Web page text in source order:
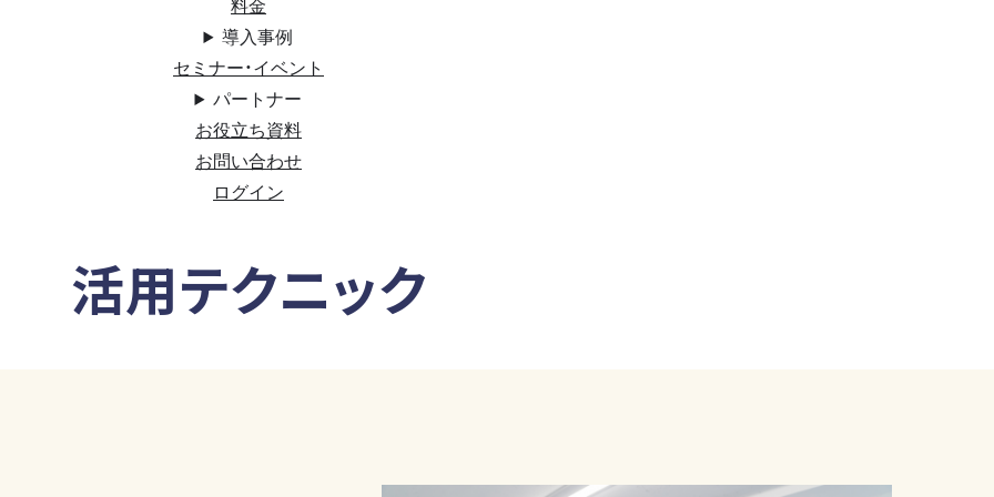
導入事例
セミナー・イベント
パートナー
お役立ち資料
お問い合わせ
ログイン
活用テクニック